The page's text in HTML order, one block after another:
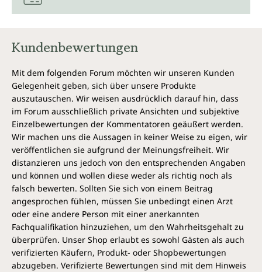
Kundenbewertungen
Mit dem folgenden Forum möchten wir unseren Kunden
Gelegenheit geben, sich über unsere Produkte
auszutauschen. Wir weisen ausdrücklich darauf hin, dass
im Forum ausschließlich private Ansichten und subjektive
Einzelbewertungen der Kommentatoren geäußert werden.
Wir machen uns die Aussagen in keiner Weise zu eigen, wir
veröffentlichen sie aufgrund der Meinungsfreiheit. Wir
distanzieren uns jedoch von den entsprechenden Angaben
und können und wollen diese weder als richtig noch als
falsch bewerten. Sollten Sie sich von einem Beitrag
angesprochen fühlen, müssen Sie unbedingt einen Arzt
oder eine andere Person mit einer anerkannten
Fachqualifikation hinzuziehen, um den Wahrheitsgehalt zu
überprüfen. Unser Shop erlaubt es sowohl Gästen als auch
verifizierten Käufern, Produkt- oder Shopbewertungen
abzugeben. Verifizierte Bewertungen sind mit dem Hinweis